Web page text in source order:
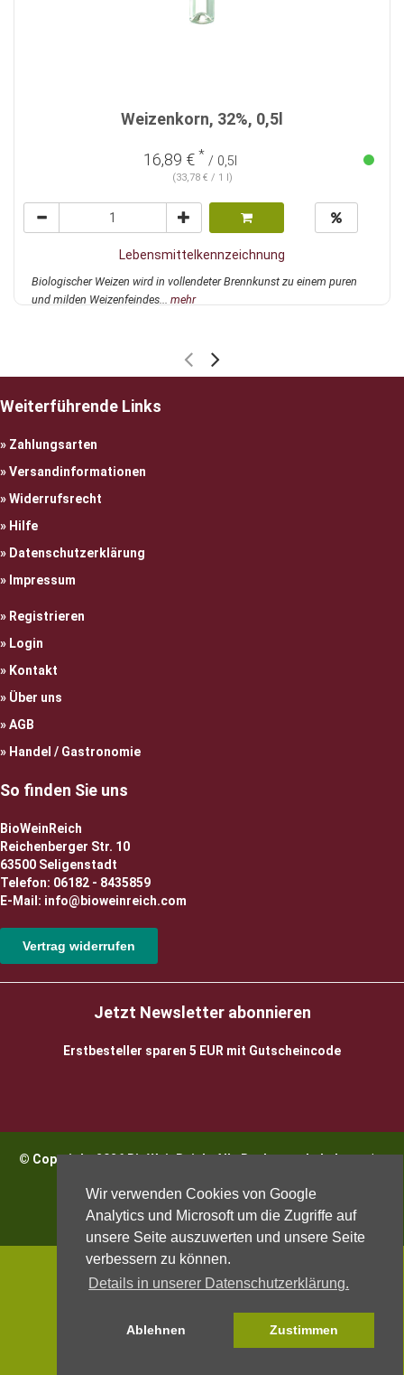
Wir verwenden Cookies von Google
Analytics und Microsoft um die Zugriffe auf
unsere Seite auszuwerten und unsere Seite
verbessern zu können.
Details in unserer Datenschutzerklärung.
Ablehnen Zustimmen
Weizenkorn, 32%, 0,5l
16,89 € * / 0,5l
(33,78 € / 1 l)
Lebensmittelkennzeichnung
Biologischer Weizen wird in vollendeter Brennkunst zu einem puren
und milden Weizenfeindes... mehr
Weiterführende Links
Zahlungsarten
Versandinformationen
Widerrufsrecht
Hilfe
Datenschutzerklärung
Impressum
Registrieren
Login
Kontakt
Über uns
AGB
Handel / Gastronomie
So finden Sie uns
BioWeinReich
Reichenberger Str. 10
63500 Seligenstadt
Telefon: 06182 - 8435859
E-Mail: info@bioweinreich.com
Vertrag widerrufen
Jetzt Newsletter abonnieren
Erstbesteller sparen 5 EUR mit Gutscheincode
© Copyright 2026 BioWeinReich. Alle Rechte vorbehalten |